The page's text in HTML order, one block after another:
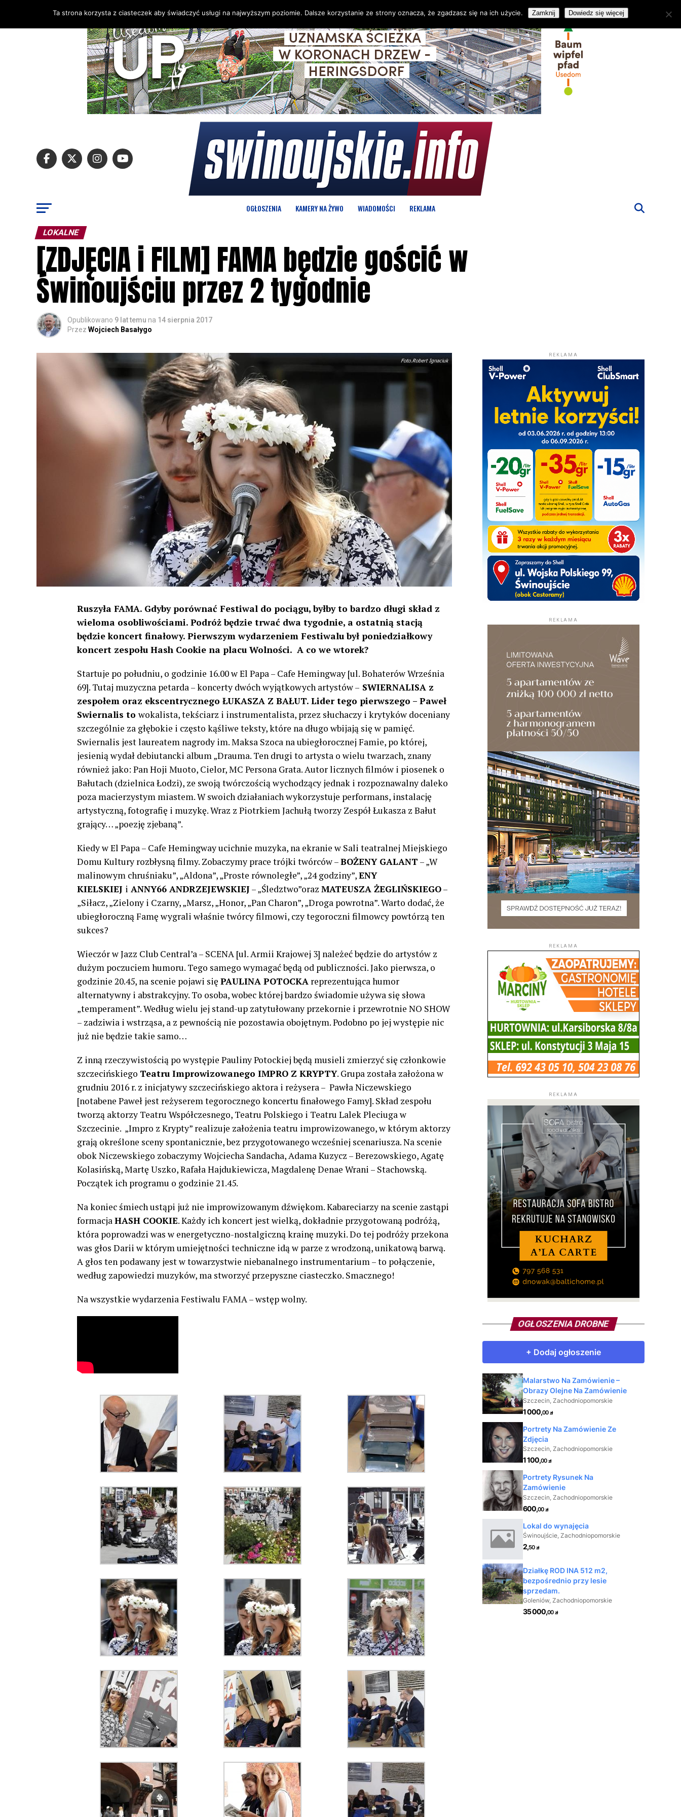
OGŁOSZENIA KAMERY NA ŻYWO WIADOMOŚCI REKLAMA
LOKALNE
[ZDJĘCIA i FILM] FAMA będzie gościć w
Świnoujściu przez 2 tygodnie
Opublikowano 9 lat temu na 14 sierpnia 2017
Przez Wojciech Basałygo
Ruszyła FAMA. Gdyby porównać Festiwal do pociągu, byłby to bardzo długi skład z
wieloma osobliwościami. Podróż będzie trwać dwa tygodnie, a ostatnią stacją
będzie koncert finałowy. Pierwszym wydarzeniem Festiwalu był poniedziałkowy
koncert zespołu Hash Cookie na placu Wolności. A co we wtorek?
Startuje po południu, o godzinie 16.00 w El Papa – Cafe Hemingway [ul. Bohaterów Września
69]. Tutaj muzyczna petarda – koncerty dwóch wyjątkowych artystów – SWIERNALISA z
zespołem oraz ekscentrycznego ŁUKASZA Z BAŁUT. Lider tego pierwszego – Paweł
Swiernalis to wokalista, tekściarz i instrumentalista, przez słuchaczy i krytyków doceniany
szczególnie za głębokie i często kąśliwe teksty, które na długo wbijają się w pamięć.
Swiernalis jest laureatem nagrody im. Maksa Szoca na ubiegłorocznej Famie, po której,
jesienią wydał debiutancki album „Drauma. Ten drugi to artysta o wielu twarzach, znany
również jako: Pan Hoji Muoto, Cielor, MC Persona Grata. Autor licznych filmów i piosenek o
Bałutach (dzielnica Łodzi), ze swoją twórczością wychodzący jednak i rozpoznawalny daleko
poza macierzystym miastem. W swoich działaniach wykorzystuje performans, instalację
artystyczną, fotografię i muzykę. Wraz z Piotrkiem Jachułą tworzy Zespół Łukasza z Bałut
grający… „poezję zjebaną”.
Kiedy w El Papa – Cafe Hemingway ucichnie muzyka, na ekranie w Sali teatralnej Miejskiego
Domu Kultury rozbłysną filmy. Zobaczymy prace trójki twórców –BOŻENY GALANT – „W
malinowym chruśniaku”, „Aldona”, „Proste równoległe”, „24 godziny”,ENY
KIELSKIEJ i ANNY66 ANDRZEJEWSKIEJ – „Śledztwo”oraz MATEUSZA ŻEGLIŃSKIEGO–
„Siłacz, „Zielony i Czarny, „Marsz, „Honor, „Pan Charon”, „Droga powrotna”. Warto dodać, że
ubiegłoroczną Famę wygrali właśnie twórcy filmowi, czy tegoroczni filmowcy powtórzą ten
sukces?
Wieczór w Jazz Club Central’a – SCENA [ul. Armii Krajowej 3] należeć będzie do artystów z
dużym poczuciem humoru. Tego samego wymagać będą od publiczności. Jako pierwsza, o
godzinie 20.45, na scenie pojawi się PAULINA POTOCKA reprezentująca humor
alternatywny i abstrakcyjny. To osoba, wobec której bardzo świadomie używa się słowa
„temperament”. Według wielu jej stand-up zatytułowany przekornie i przewrotnie NO SHOW
– zadziwia i wstrząsa, a z pewnością nie pozostawia obojętnym. Podobno po jej występie nic
już nie będzie takie samo…
Z inną rzeczywistością po występie Pauliny Potockiej będą musieli zmierzyć się członkowie
szczecińskiego Teatru Improwizowanego IMPRO Z KRYPTY. Grupa została założona w
grudniu 2016 r. z inicjatywy szczecińskiego aktora i reżysera – Pawła Niczewskiego
[notabene Paweł jest reżyserem tegorocznego koncertu finałowego Famy]. Skład zespołu
tworzą aktorzy Teatru Współczesnego, Teatru Polskiego i Teatru Lalek Pleciuga w
Szczecinie. „Impro z Krypty” realizuje założenia teatru improwizowanego, w którym aktorzy
grają określone sceny spontanicznie, bez przygotowanego wcześniej scenariusza. Na scenie
obok Niczewskiego zobaczymy Wojciecha Sandacha, Adama Kuzycz – Berezowskiego, Agatę
Kolasińską, Martę Uszko, Rafała Hajdukiewicza, Magdalenę Denae Wrani – Stachowską.
Początek ich programu o godzinie 21.45.
Na koniec śmiech ustąpi już nie improwizowanym dźwiękom. Kabareciarzy na scenie zastąpi
formacjaHASH COOKIE. Każdy ich koncert jest wielką, dokładnie przygotowaną podróżą,
która poprowadzi was w energetyczno-nostalgiczną krainę muzyki. Do tej podróży przekona
was głos Darii w którym umiejętności techniczne idą w parze z wrodzoną, unikatową barwą.
A głos ten podawany jest w towarzystwie niebanalnego instrumentarium – to połączenie,
według zapowiedzi muzyków, ma stworzyć przepyszne ciasteczko. Smacznego!
Na wszystkie wydarzenia Festiwalu FAMA – wstęp wolny.
REKLAMA
REKLAMA
REKLAMA
REKLAMA
OGŁOSZENIA DROBNE
Ta strona korzysta z ciasteczek aby świadczyć usługi na najwyższym poziomie. Dalsze korzystanie ze strony oznacza, że zgadzasz się na ich użycie. Zamknij Dowiedz się więcej